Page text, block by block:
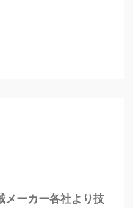
ーカー各社より技